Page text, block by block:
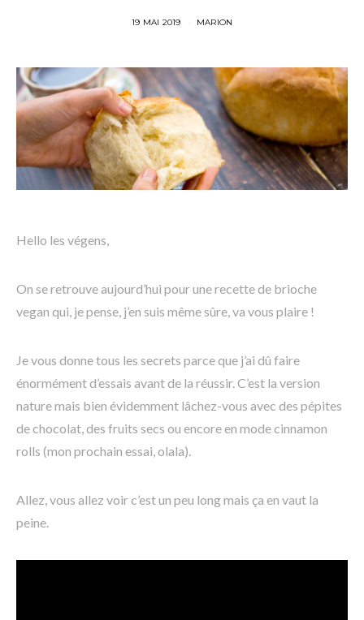
19 MAI 2019 MARION
Hello les végens,
On se retrouve aujourd’hui pour une recette de brioche
vegan qui, je pense, j’en suis même sûre, va vous plaire !
Je vous donne tous les secrets parce que j’ai dû faire
énormément d’essais avant de la réussir. C’est la version
nature mais bien évidemment lâchez-vous avec des pépites
de chocolat, des fruits secs ou encore en mode cinnamon
rolls (mon prochain essai, olala).
Allez, vous allez voir c’est un peu long mais ça en vaut la
peine.